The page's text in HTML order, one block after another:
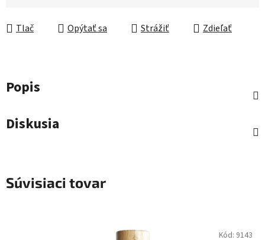
Tlač Opýtať sa Strážiť Zdieľať
Popis
Diskusia
Súvisiaci tovar
Kód: 9143